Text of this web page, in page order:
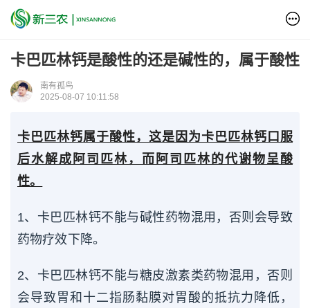
卡巴匹林钙是酸性的还是碱性的，属于酸性
南有孤鸟
2025-08-07 10:11:58
卡巴匹林钙属于酸性，这是因为卡巴匹林钙口服
后水解成阿司匹林，而阿司匹林的代谢物呈酸
性。
1、卡巴匹林钙不能与碱性药物混用，否则会导致
药物疗效下降。
2、卡巴匹林钙不能与糖皮激素类药物混用，否则
会导致胃和十二指肠黏膜对胃酸的抵抗力降低，